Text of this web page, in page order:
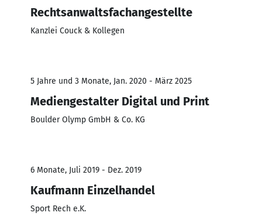
Rechtsanwaltsfachangestellte
Kanzlei Couck & Kollegen
5 Jahre und 3 Monate, Jan. 2020 - März 2025
Mediengestalter Digital und Print
Boulder Olymp GmbH & Co. KG
6 Monate, Juli 2019 - Dez. 2019
Kaufmann Einzelhandel
Sport Rech e.K.